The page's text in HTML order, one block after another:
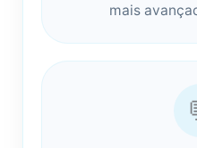
mais